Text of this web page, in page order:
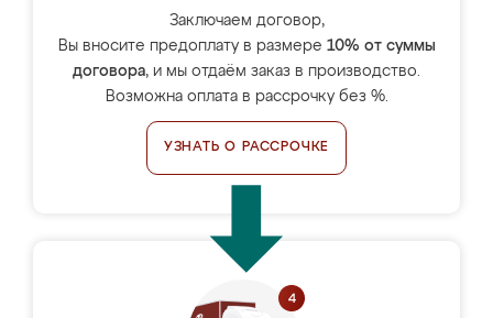
Заключаем договор,
Вы вносите предоплату в размере 10% от суммы
договора, и мы отдаём заказ в производство.
Возможна оплата в рассрочку без %.
УЗНАТЬ О РАССРОЧКЕ